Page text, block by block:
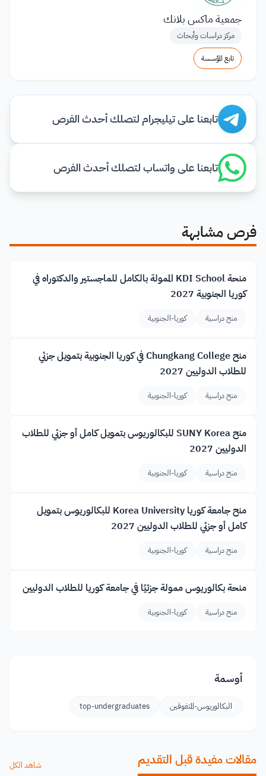
جمعية ماكس بلانك
مركز دراسات وأبحاث
تابع المؤسسة
تابعنا على تيليجرام لتصلك أحدث الفرص
تابعنا على واتساب لتصلك أحدث الفرص
فرص مشابهة
منحة KDI School الممولة بالكامل للماجستير والدكتوراه في
كوريا الجنوبية 2027
منح دراسية كوريا-الجنوبية
منح Chungkang College في كوريا الجنوبية بتمويل جزئي
للطلاب الدوليين 2027
منح دراسية كوريا-الجنوبية
منح SUNY Korea للبكالوريوس بتمويل كامل أو جزئي للطلاب
الدوليين 2027
منح دراسية كوريا-الجنوبية
منح جامعة كوريا Korea University للبكالوريوس بتمويل
كامل أو جزئي للطلاب الدوليين 2027
منح دراسية كوريا-الجنوبية
منحة بكالوريوس ممولة جزئيًا في جامعة كوريا للطلاب الدوليين
منح دراسية كوريا-الجنوبية
أوسمة
البكالوريوس-المتفوقين top-undergraduates
مقالات مفيدة قبل التقديم شاهد الكل